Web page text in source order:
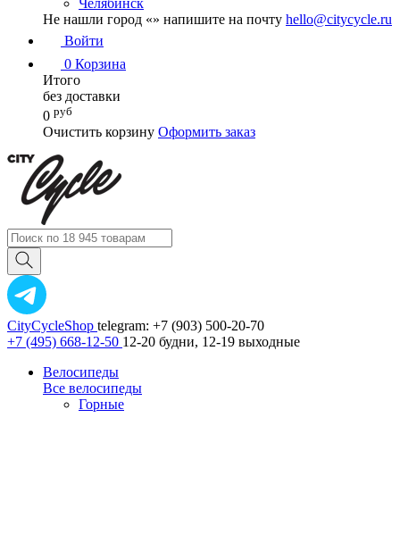
Челябинск
Не нашли город «» напишите на почту hello@citycycle.ru
Войти
0 Корзина
Итого
без доставки
0 руб
Очистить корзину Оформить заказ
CityCycleShop telegram: +7 (903) 500-20-70
+7 (495) 668-12-50 12-20 будни, 12-19 выходные
Велосипеды
Все велосипеды
Горные